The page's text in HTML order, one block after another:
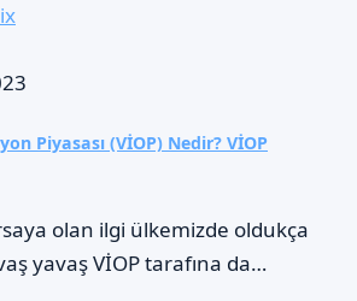
Piyasası (VİOP) Nedir? VİOP
olan ilgi ülkemizde oldukça
yavaş VİOP tarafına da…